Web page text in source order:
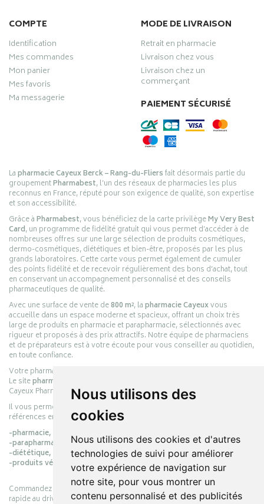
Nous utilisons des
cookies
Nous utilisons des cookies et d'autres
technologies de suivi pour améliorer
votre expérience de navigation sur
notre site, pour vous montrer un
contenu personnalisé et des publicités
COMPTE
Identification
Mes commandes
Mon panier
Mes favoris
Ma messagerie
MODE DE LIVRAISON
Retrait en pharmacie
Livraison chez vous
Livraison chez un
commerçant
PAIEMENT SÉCURISÉ
Lapharmacie Cayeux Berck – Rang-du-Fliersfait désormais partie du
groupementPharmabest, l’un des réseaux de pharmacies les plus
reconnus en France, réputé pour son exigence de qualité, son expertise
et son accessibilité.
Grâce àPharmabest, vous bénéficiez de la carte privilègeMy Very Best
Card, un programme de fidélité gratuit qui vous permet d’accéder à de
nombreuses offres sur une large sélection de produits cosmétiques,
dermo-cosmétiques, diététiques et bien-être, proposés par les plus
grands laboratoires. Cette carte vous permet également de cumuler
des points fidélité et de recevoir régulièrement des bons d’achat, tout
en conservant un accompagnement personnalisé et des conseils
pharmaceutiques de qualité.
Avec une surface de vente de800 m², lapharmacie Cayeuxvous
accueille dans un espace moderne et spacieux, offrant un choix très
large de produits en pharmacie et parapharmacie, sélectionnés avec
rigueur et proposés à des prix attractifs. Notre équipe de pharmaciens
et de préparateurs est à votre écoute pour vous conseiller au quotidien,
en toute confiance.
Votre pharmacie en ligne :
Le sitepharmacie-cayeux.fr
Cayeux Pharmabest Berck-sur-Mer – Rang-du-Fliers.
Il vous permet de réaliser vos achats en ligne parmi des milliers de
références en :
-pharmacie,
-parapharmacie,
-diététique,
-produits vétérinaires.
Commandez simplement vos produits en ligne et choisissez le retrait
rapide au drive ou la livraison à domicile, en toute simplicité.